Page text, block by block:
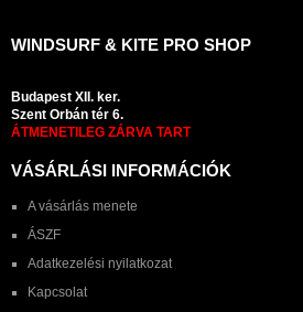
WINDSURF & KITE PRO SHOP
Budapest XII. ker.
Szent Orbán tér 6.
ÁTMENETILEG ZÁRVA TART
VÁSÁRLÁSI INFORMÁCIÓK
A vásárlás menete
ÁSZF
Adatkezelési nyilatkozat
Kapcsolat